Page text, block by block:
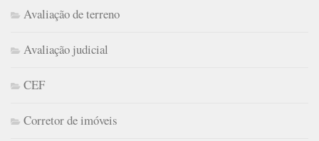
Avaliação de terreno
Avaliação judicial
CEF
Corretor de imóveis